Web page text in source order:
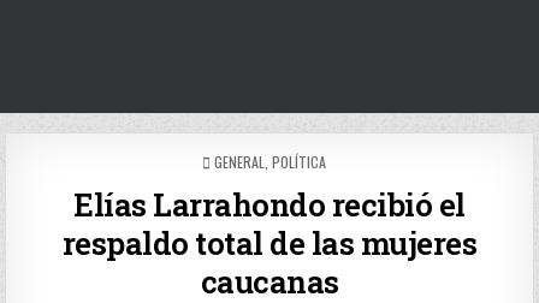
POSTED
GENERAL POLÍTICA
Elías Larrahondo recibió el
respaldo total de las mujeres
caucanas